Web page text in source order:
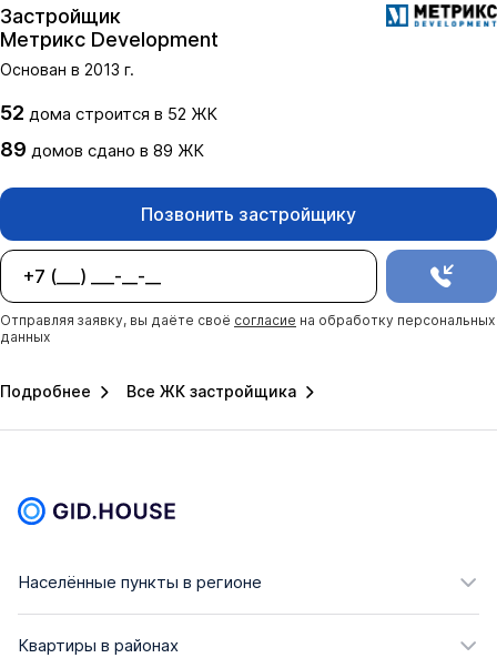
Застройщик
Метрикс Development
Основан в 2013 г.
52 дома строится в 52 ЖК
89 домов сдано в 89 ЖК
Позвонить застройщику
Отправляя заявку, вы даёте своё согласие на обработку персональных
данных
Подробнее Все ЖК застройщика
Населённые пункты в регионе
Квартиры в районах